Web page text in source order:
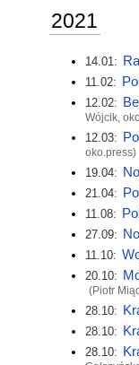
2021
14.01:
11.02:
12.02:
Wójcik,
12.03:
oko.press)
19.04:
21.04:
11.08:
27.09:
11.10:
20.10:
(Piotr
28.10:
28.10:
28.10: